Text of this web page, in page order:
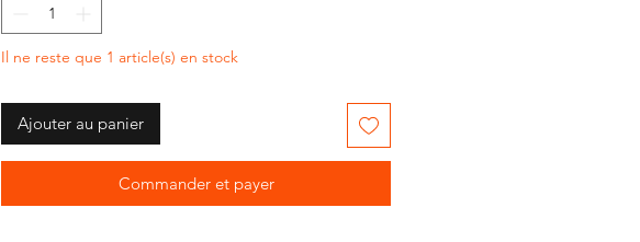
Il ne reste que 1 article(s) en stock
Ajouter au panier
Commander et payer